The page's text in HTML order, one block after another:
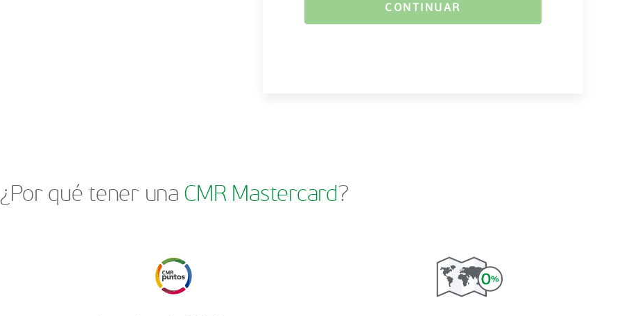
CONTINUAR
¿Por qué tener una CMR Mastercard?